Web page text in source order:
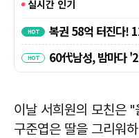
이날 서희원의 모친은
구준엽은 딸을 그리워